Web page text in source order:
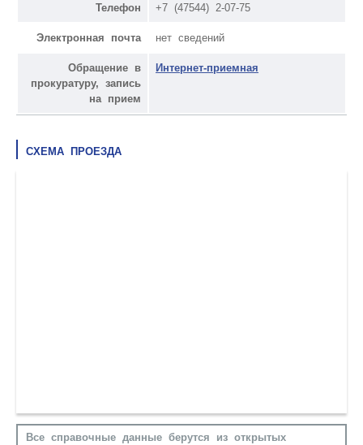
Телефон +7 (47544) 2-07-75
Электронная почта нет сведений
Обращение в
прокуратуру, запись
на прием
Интернет-приемная
СХЕМА ПРОЕЗДА
Все справочные данные берутся из открытых